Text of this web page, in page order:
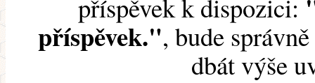
příspěvek k dispozici:
příspěvek.", bude
dbát výše